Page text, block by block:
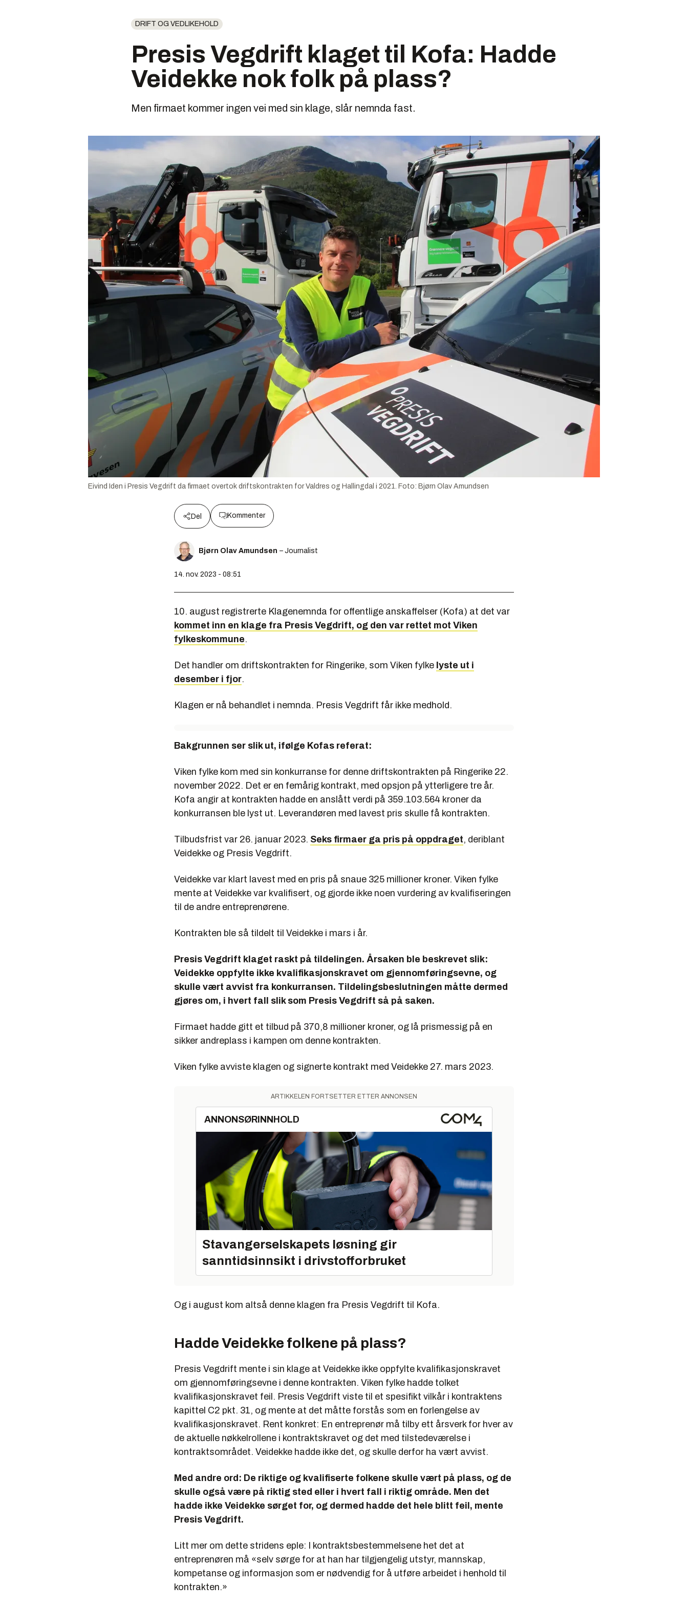
DRIFT OG VEDLIKEHOLD
Presis Vegdrift klaget til Kofa: Hadde
Veidekke nok folk på plass?
Men firmaet kommer ingen vei med sin klage, slår nemnda fast.
Eivind Iden i Presis Vegdrift da firmaet overtok driftskontrakten for Valdres og Hallingdal i 2021. Foto: Bjørn Olav Amundsen
Del Kommenter
Bjørn Olav Amundsen – Journalist
14. nov. 2023 - 08:51
10. august registrerte Klagenemnda for offentlige anskaffelser (Kofa) at det var
kommet inn en klage fra Presis Vegdrift, og den var rettet mot Viken
fylkeskommune.
Det handler om driftskontrakten for Ringerike, som Viken fylke lyste ut i
desember i fjor.
Klagen er nå behandlet i nemnda. Presis Vegdrift får ikke medhold.
Bakgrunnen ser slik ut, ifølge Kofas referat:
Viken fylke kom med sin konkurranse for denne driftskontrakten på Ringerike 22.
november 2022. Det er en femårig kontrakt, med opsjon på ytterligere tre år.
Kofa angir at kontrakten hadde en anslått verdi på 359.103.564 kroner da
konkurransen ble lyst ut. Leverandøren med lavest pris skulle få kontrakten.
Tilbudsfrist var 26. januar 2023. Seks firmaer ga pris på oppdraget, deriblant
Veidekke og Presis Vegdrift.
Veidekke var klart lavest med en pris på snaue 325 millioner kroner. Viken fylke
mente at Veidekke var kvalifisert, og gjorde ikke noen vurdering av kvalifiseringen
til de andre entreprenørene.
Kontrakten ble så tildelt til Veidekke i mars i år.
Presis Vegdrift klaget raskt på tildelingen. Årsaken ble beskrevet slik:
Veidekke oppfylte ikke kvalifikasjonskravet om gjennomføringsevne, og
skulle vært avvist fra konkurransen. Tildelingsbeslutningen måtte dermed
gjøres om, i hvert fall slik som Presis Vegdrift så på saken.
Firmaet hadde gitt et tilbud på 370,8 millioner kroner, og lå prismessig på en
sikker andreplass i kampen om denne kontrakten.
Viken fylke avviste klagen og signerte kontrakt med Veidekke 27. mars 2023.
ARTIKKELEN FORTSETTER ETTER ANNONSEN
ANNONSØRINNHOLD
Stavangerselskapets løsning gir
sanntidsinnsikt i drivstofforbruket
Og i august kom altså denne klagen fra Presis Vegdrift til Kofa.
Hadde Veidekke folkene på plass?
Presis Vegdrift mente i sin klage at Veidekke ikke oppfylte kvalifikasjonskravet
om gjennomføringsevne i denne kontrakten. Viken fylke hadde tolket
kvalifikasjonskravet feil. Presis Vegdrift viste til et spesifikt vilkår i kontraktens
kapittel C2 pkt. 31, og mente at det måtte forstås som en forlengelse av
kvalifikasjonskravet. Rent konkret: En entreprenør må tilby ett årsverk for hver av
de aktuelle nøkkelrollene i kontraktskravet og det med tilstedeværelse i
kontraktsområdet. Veidekke hadde ikke det, og skulle derfor ha vært avvist.
Med andre ord: De riktige og kvalifiserte folkene skulle vært på plass, og de
skulle også være på riktig sted eller i hvert fall i riktig område. Men det
hadde ikke Veidekke sørget for, og dermed hadde det hele blitt feil, mente
Presis Vegdrift.
Litt mer om dette stridens eple: I kontraktsbestemmelsene het det at
entreprenøren må «selv sørge for at han har tilgjengelig utstyr, mannskap,
kompetanse og informasjon som er nødvendig for å utføre arbeidet i henhold til
kontrakten.»